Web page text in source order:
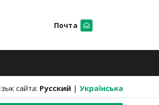
Почта
сайта: Русский | Українська